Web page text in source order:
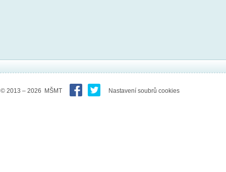
© 2013 – 2026 MŠMT Nastavení soubrů cookies